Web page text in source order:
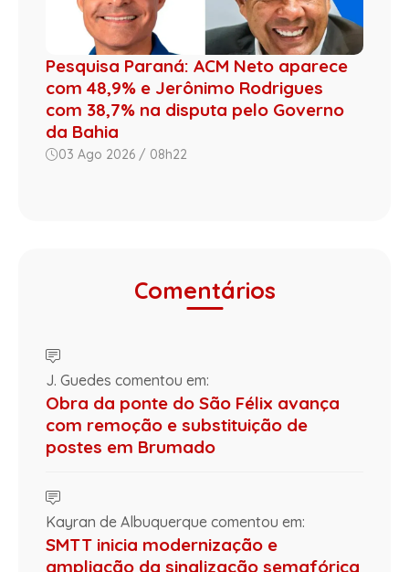
Pesquisa Paraná: ACM Neto aparece
com 48,9% e Jerônimo Rodrigues
com 38,7% na disputa pelo Governo
da Bahia
03 Ago 2026 / 08h22
Comentários
J. Guedes comentou em:
Obra da ponte do São Félix avança
com remoção e substituição de
postes em Brumado
Kayran de Albuquerque comentou em:
SMTT inicia modernização e
ampliação da sinalização semafórica